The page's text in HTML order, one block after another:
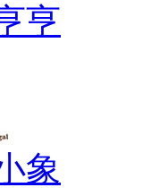
亨
象